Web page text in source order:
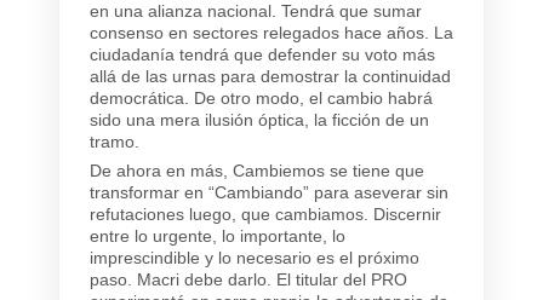
en una alianza nacional. Tendrá que sumar
consenso en sectores relegados hace años. La
ciudadanía tendrá que defender su voto más
allá de las urnas para demostrar la continuidad
democrática. De otro modo, el cambio habrá
sido una mera ilusión óptica, la ficción de un
tramo.
De ahora en más, Cambiemos se tiene que
transformar en “Cambiando” para aseverar sin
refutaciones luego, que cambiamos. Discernir
entre lo urgente, lo importante, lo
imprescindible y lo necesario es el próximo
paso. Macri debe darlo. El titular del PRO